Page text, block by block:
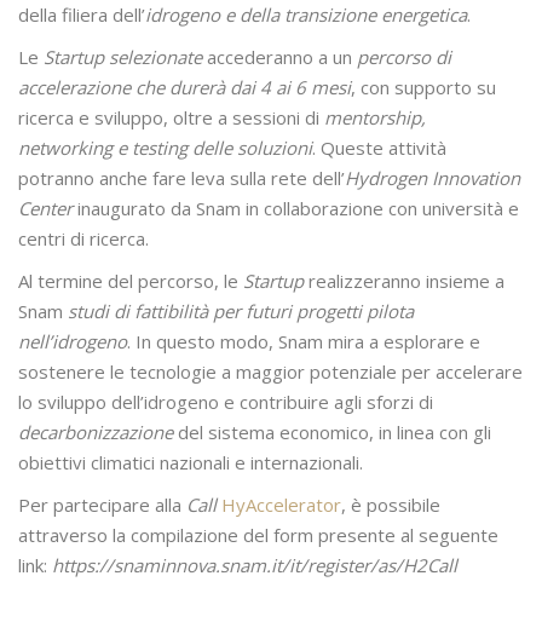
della filiera dell’idrogeno e della transizione energetica.
Le Startup selezionateaccederanno a un percorso di
accelerazione che durerà dai 4 ai 6 mesi, con supporto su
ricerca e sviluppo, oltre a sessioni di mentorship,
networking e testing delle soluzioni. Queste attività
potranno anche fare leva sulla rete dell’Hydrogen Innovation
Centerinaugurato da Snam in collaborazione con università e
centri di ricerca.
Al termine del percorso, le Startuprealizzeranno insieme a
Snam studi di fattibilità per futuri progetti pilota
nell’idrogeno. In questo modo, Snam mira a esplorare e
sostenere le tecnologie a maggior potenziale per accelerare
lo sviluppo dell’idrogeno e contribuire agli sforzi di
decarbonizzazionedel sistema economico, in linea con gli
obiettivi climatici nazionali e internazionali.
Per partecipare alla Call HyAccelerator, è possibile
attraverso la compilazione del form presente al seguente
link: https://snaminnova.snam.it/it/register/as/H2Call